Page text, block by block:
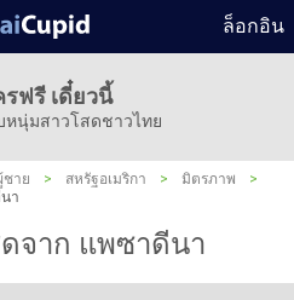
ล็อกอิน
ฟรี เดี๋ยวนี้
หนุ่มสาวโสดชาวไทย
ชาย > สหรัฐอเมริกา > มิตรภาพ
>
า
จาก แพซาดีนา